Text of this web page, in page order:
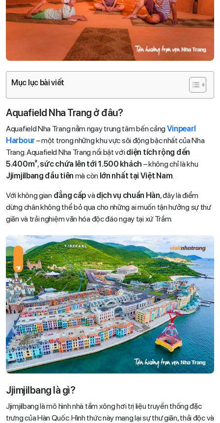
Mục lục bài viết
Aquafield Nha Trang ở đâu?
Aquafield Nha Trang nằm ngay trung tâm bến cảng Vinpearl
Harbour– một trong những khu vực sôi động bậc nhất của Nha
Trang. Aquafield Nha Trang nổi bật vớidiện tích rộng đến
5.400m²,sức chứa lên tới 1.500 khách – không chỉ là khu
Jjimjilbang đầu tiên mà còn lớn nhất tại Việt Nam
Với không gian đẳng cấpvà dịch vụ chuẩn Hàn, đây là điểm
dừng chân không thể bỏ qua cho những ai muốn tận hưởng sự thư
giãn và trải nghiệm văn hóa độc đáo ngay tại xứ Trầm.
Jjimjilbang là gì?
Jjimjilbang là mô hình nhà tắm xông hơi trị liệu truyền thống đặc
trưng của Hàn Quốc. Hình thức này mang lại sự thư giãn, thải độc và